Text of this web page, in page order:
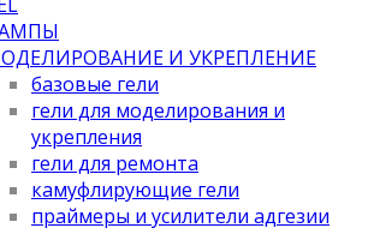
И УКРЕПЛЕНИЕ
базовые гели
гели для моделирования и
укрепления
гели для ремонта
камуфлирующие гели
праймеры и усилители адгезии